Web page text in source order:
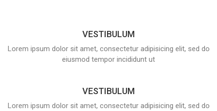
VESTIBULUM
Lorem ipsum dolor sit amet, consectetur adipisicing elit, sed do
eiusmod tempor incididunt ut
VESTIBULUM
Lorem ipsum dolor sit amet, consectetur adipisicing elit, sed do